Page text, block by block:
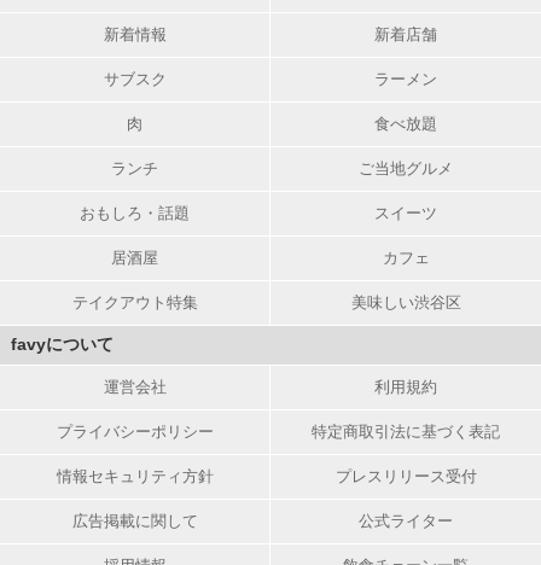
新着情報 新着店舗
サブスク ラーメン
肉 食べ放題
ランチ ご当地グルメ
おもしろ・話題 スイーツ
居酒屋 カフェ
テイクアウト特集 美味しい渋谷区
favyについて
運営会社 利用規約
プライバシーポリシー 特定商取引法に基づく表記
情報セキュリティ方針 プレスリリース受付
広告掲載に関して 公式ライター